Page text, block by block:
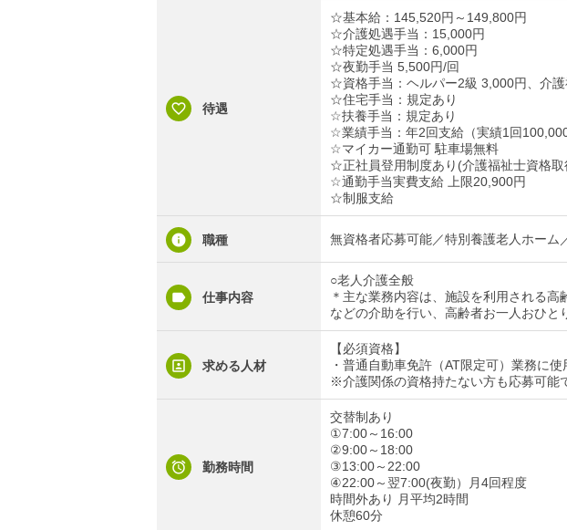
待遇
☆基本給：145,520円～149,800円
☆介護処遇手当：15,000円
☆特定処遇手当：6,000円
☆夜勤手当 5,500円/回
☆資格手当：ヘルパー2級 3,000円、介
☆住宅手当：規定あり
☆扶養手当：規定あり
☆業績手当：年2回支給（実績1回100,000
☆マイカー通勤可 駐車場無料
☆正社員登用制度あり(介護福祉士資格取
☆通勤手当実費支給 上限20,900円
☆制服支給
職種 無資格者応募可能／特別養護老人ホーム
仕事内容
○老人介護全般
＊主な業務内容は、施設を利用される
などの介助を行い、高齢者お一人おひ
求める人材
【必須資格】
・普通自動車免許（AT限定可）業務に使
※介護関係の資格持たない方も応募可能
勤務時間
交替制あり
①7:00～16:00
②9:00～18:00
③13:00～22:00
④22:00～翌7:00(夜勤）月4回程度
時間外あり 月平均2時間
休憩60分